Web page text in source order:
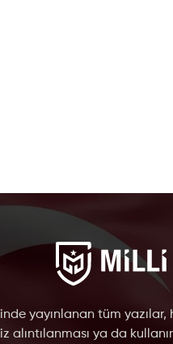
yayınlanan tüm
alıntılanması ya da